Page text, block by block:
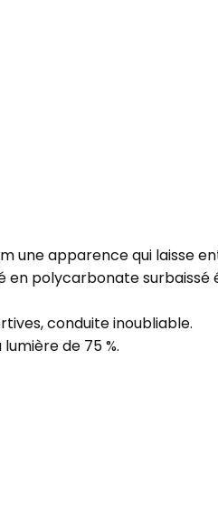
une apparence qui laisse
en polycarbonate
conduite inoubliable.
de 75 %.